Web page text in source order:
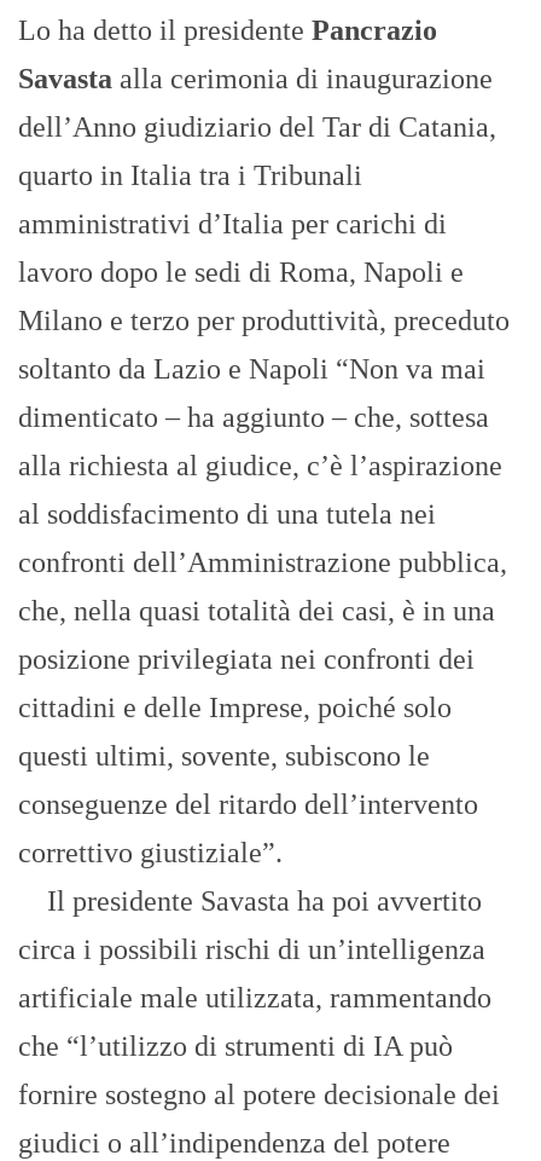
Lo ha detto il presidente Pancrazio
Savasta alla cerimonia di inaugurazione
dell’Anno giudiziario del Tar di Catania,
quarto in Italia tra i Tribunali
amministrativi d’Italia per carichi di
lavoro dopo le sedi di Roma, Napoli e
Milano e terzo per produttività, preceduto
soltanto da Lazio e Napoli “Non va mai
dimenticato – ha aggiunto – che, sottesa
alla richiesta al giudice, c’è l’aspirazione
al soddisfacimento di una tutela nei
confronti dell’Amministrazione pubblica,
che, nella quasi totalità dei casi, è in una
posizione privilegiata nei confronti dei
cittadini e delle Imprese, poiché solo
questi ultimi, sovente, subiscono le
conseguenze del ritardo dell’intervento
correttivo giustiziale”.
Il presidente Savasta ha poi avvertito
circa i possibili rischi di un’intelligenza
artificiale male utilizzata, rammentando
che “l’utilizzo di strumenti di IA può
fornire sostegno al potere decisionale dei
giudici o all’indipendenza del potere